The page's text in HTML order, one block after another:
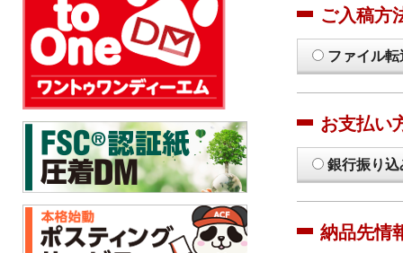
ご入稿方
ファイル
お支払い
銀行振り込
納品先情